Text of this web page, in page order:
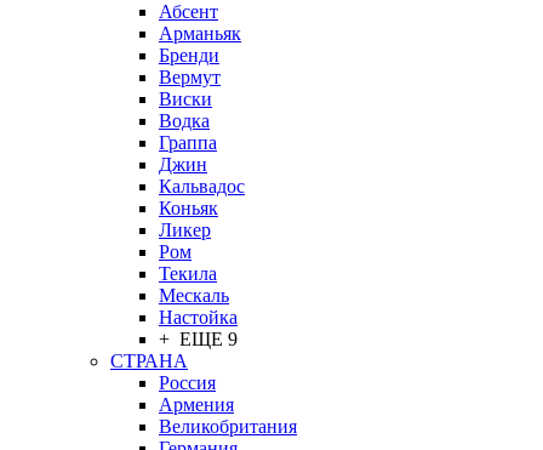
Абсент
Арманьяк
Бренди
Вермут
Виски
Водка
Граппа
Джин
Кальвадос
Коньяк
Ликер
Ром
Текила
Мескаль
Настойка
+ ЕЩЕ 9
СТРАНА
Россия
Армения
Великобритания